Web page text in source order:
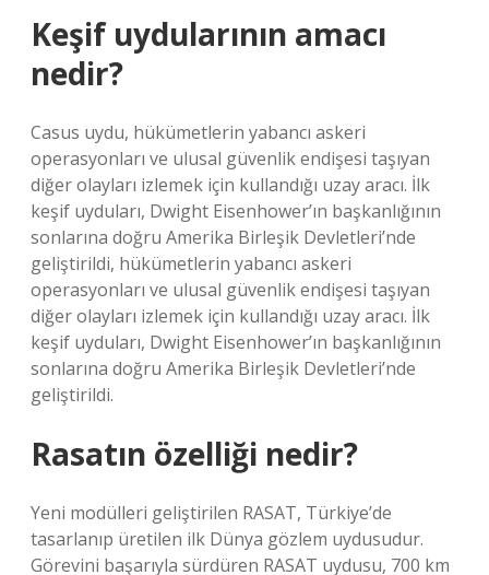
Keşif uydularının amacı
nedir?
Casus uydu, hükümetlerin yabancı askeri
operasyonları ve ulusal güvenlik endişesi taşıyan
diğer olayları izlemek için kullandığı uzay aracı. İlk
keşif uyduları, Dwight Eisenhower’ın başkanlığının
sonlarına doğru Amerika Birleşik Devletleri’nde
geliştirildi, hükümetlerin yabancı askeri
operasyonları ve ulusal güvenlik endişesi taşıyan
diğer olayları izlemek için kullandığı uzay aracı. İlk
keşif uyduları, Dwight Eisenhower’ın başkanlığının
sonlarına doğru Amerika Birleşik Devletleri’nde
geliştirildi.
Rasatın özelliği nedir?
Yeni modülleri geliştirilen RASAT, Türkiye’de
tasarlanıp üretilen ilk Dünya gözlem uydusudur.
Görevini başarıyla sürdüren RASAT uydusu, 700 km